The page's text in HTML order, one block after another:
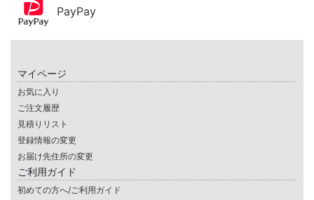
PayPay
マイページ
お気に入り
ご注文履歴
見積りリスト
登録情報の変更
お届け先住所の変更
ご利用ガイド
初めての方へ/ご利用ガイド